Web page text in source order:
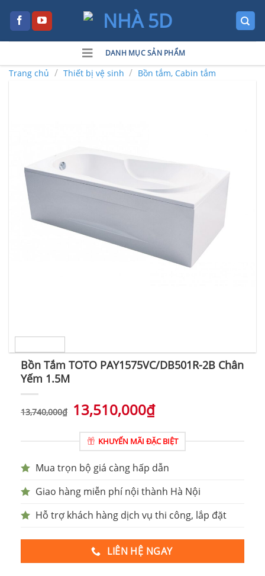
DANH MỤC SẢN PHẨM
Trang chủ / Thiết bị vệ sinh / Bồn tắm, Cabin tắm
Bồn Tắm TOTO PAY1575VC/DB501R-2B Chân
Yếm 1.5M
13,740,000₫ 13,510,000₫
KHUYẾN MÃI ĐẶC BIỆT
Mua trọn bộ giá càng hấp dẫn
Giao hàng miễn phí nội thành Hà Nội
Hỗ trợ khách hàng dịch vụ thi công, lắp đặt
LIÊN HỆ NGAY